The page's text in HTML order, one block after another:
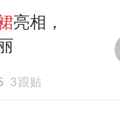
亮相，
3跟贴